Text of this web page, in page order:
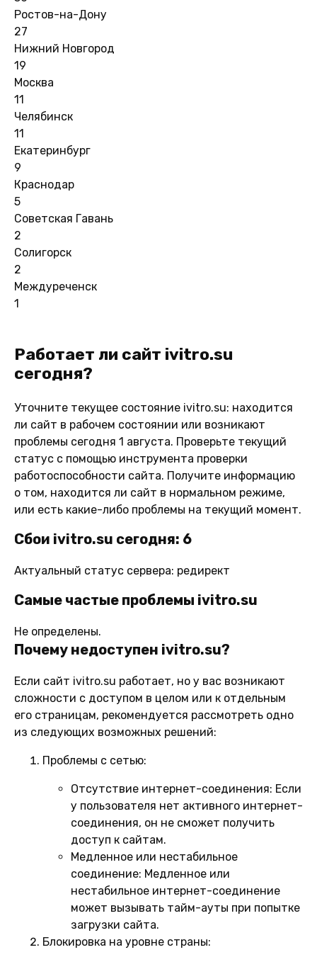
Ростов-на-Дону
27
Нижний Новгород
19
Москва
11
Челябинск
11
Екатеринбург
9
Краснодар
5
Советская Гавань
2
Солигорск
2
Междуреченск
1
Работает ли сайт ivitro.su
сегодня?
Уточните текущее состояние ivitro.su: находится
ли сайт в рабочем состоянии или возникают
проблемы сегодня 1 августа. Проверьте текущий
статус с помощью инструмента проверки
работоспособности сайта. Получите информацию
о том, находится ли сайт в нормальном режиме,
или есть какие-либо проблемы на текущий момент.
Сбои ivitro.su сегодня: 6
Актуальный статус сервера: редирект
Самые частые проблемы ivitro.su
Не определены.
Почему недоступен ivitro.su?
Если сайт ivitro.su работает, но у вас возникают
сложности с доступом в целом или к отдельным
его страницам, рекомендуется рассмотреть одно
из следующих возможных решений:
Проблемы с сетью:
Отсутствие интернет-соединения: Если
у пользователя нет активного интернет-
соединения, он не сможет получить
доступ к сайтам.
Медленное или нестабильное
соединение: Медленное или
нестабильное интернет-соединение
может вызывать тайм-ауты при попытке
загрузки сайта.
Блокировка на уровне страны: